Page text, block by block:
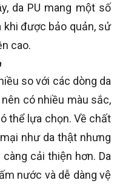
da PU mang một số
khi được bảo quản, sử
cao.
so với các dòng da
có nhiều màu sắc,
thể lựa chọn. Về chất
như da thật nhưng
cải thiện hơn. Da
nước và dễ dàng vệ